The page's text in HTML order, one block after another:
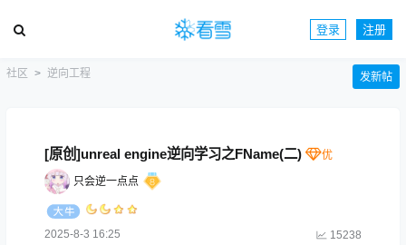
登录 注册
社区 逆向工程 发新帖
[原创]unreal engine逆向学习之FName(二)
只会逆一点点
2025-8-3 16:25 15238